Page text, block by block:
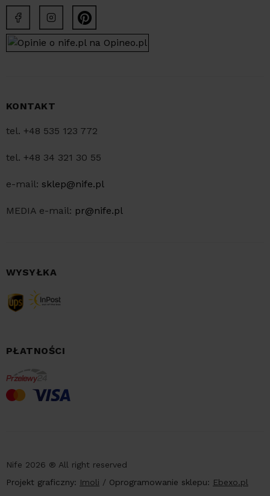
KONTAKT
tel. +48 535 123 772
tel. +48 34 321 30 55
e-mail: sklep@nife.pl
MEDIA e-mail: pr@nife.pl
WYSYŁKA
PŁATNOŚCI
Nife 2026 ® All right reserved
Projekt graficzny: Imoli / Oprogramowanie sklepu: Ebexo.pl